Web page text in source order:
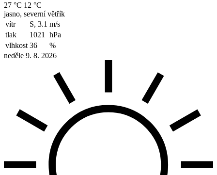
27 °C 12 °C
jasno, severní větřík
vítr
S, 3.1 m/s
tlak
1021
hPa
vlhkost 36
%
neděle 9. 8. 2026